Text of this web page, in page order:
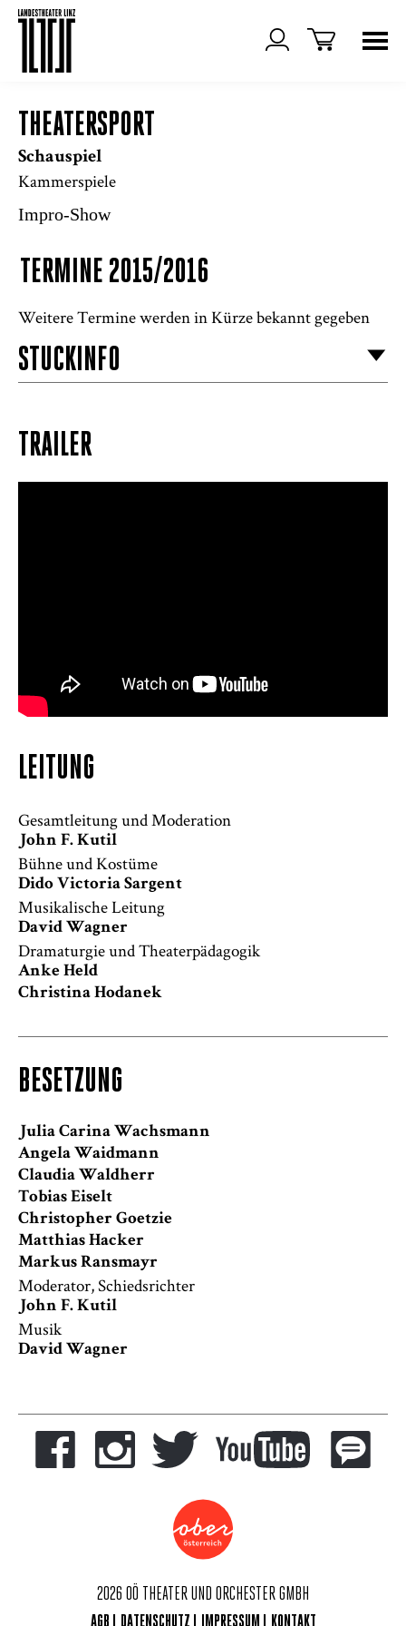
THEATERSPORT
Schauspiel
Kammerspiele
Impro-Show
TERMINE 2015/2016
Weitere Termine werden in Kürze bekannt gegeben
STÜCKINFO
TRAILER
LEITUNG
Gesamtleitung und Moderation
John F. Kutil
Bühne und Kostüme
Dido Victoria Sargent
Musikalische Leitung
David Wagner
Dramaturgie und Theaterpädagogik
Anke Held
Christina Hodanek
BESETZUNG
Julia Carina Wachsmann
Angela Waidmann
Claudia Waldherr
Tobias Eiselt
Christopher Goetzie
Matthias Hacker
Markus Ransmayr
Moderator, Schiedsrichter
John F. Kutil
Musik
David Wagner
2026 OÖ THEATER UND ORCHESTER GMBH